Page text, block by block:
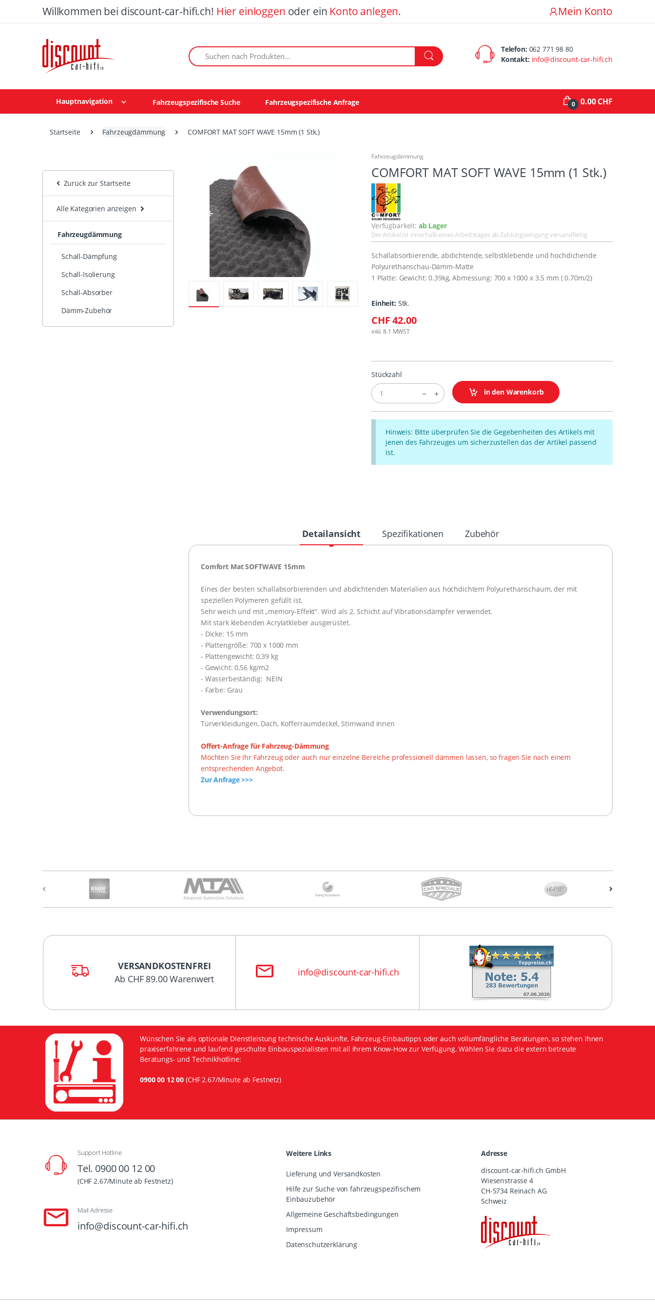
Willkommen bei discount-car-hifi.ch! Hier einloggen oder ein Konto anlegen. Mein Konto
Suchen nach Produkten: Telefon: 062 771 98 80
Kontakt: info@discount-car-hifi.ch
Hauptnavigation Fahrzeugspezifische Suche Fahrzeugspezifische Anfrage 0 0.00 CHF
Startseite Fahrzeugdämmung COMFORT MAT SOFT WAVE 15mm (1 Stk.)
Zurück zur Startseite
Alle Kategorien anzeigen
Fahrzeugdämmung
Schall-Dämpfung
Schall-Isolierung
Schall-Absorber
Dämm-Zubehör
Fahrzeugdämmung
COMFORT MAT SOFT WAVE 15mm (1 Stk.)
Verfügbarkeit: ab Lager
Der Artikel ist innerhalb eines Arbeitstages ab Zahlungseingang versandfertig.
Schallabsorbierende, abdichtende, selbstklebende und hochdichende
Polyurethanschau-Dämm-Matte
1 Platte: Gewicht: 0.39kg, Abmessung: 700 x 1000 x 3.5 mm ( 0.70m/2)
Einheit: Stk.
CHF 42.00
inkl. 8.1 MWST
Stückzahl
in den Warenkorb
Hinweis: Bitte überprüfen Sie die Gegebenheiten des Artikels mit
jenen des Fahrzeuges um sicherzustellen das der Artikel passend
ist.
Detailansicht Spezifikationen Zubehör
Comfort Mat SOFTWAVE 15mm
Eines der besten schallabsorbierenden und abdichtenden Materialien aus hochdichtem Polyurethanschaum, der mit
speziellen Polymeren gefüllt ist.
Sehr weich und mit „memory-Effekt“. Wird als 2. Schicht auf Vibrationsdämpfer verwendet.
Mit stark klebenden Acrylatkleber ausgerüstet.
- Dicke: 15 mm
- Plattengröße: 700 x 1000 mm
- Plattengewicht: 0,39 kg
- Gewicht: 0,56 kg/m2
- Wasserbeständig: NEIN
- Farbe: Grau
Verwendungsort:
Türverkleidungen, Dach, Kofferraumdeckel, Stirnwand innen
Offert-Anfrage für Fahrzeug-Dämmung
Möchten Sie Ihr Fahrzeug oder auch nur einzelne Bereiche professionell dämmen lassen, so fragen Sie nach einem
entsprechenden Angebot.
Zur Anfrage >>>
VERSANDKOSTENFREI
Ab CHF 89.00 Warenwert
info@discount-car-hifi.ch
Wünschen Sie als optionale Dienstleistung technische Auskünfte, Fahrzeug-Einbautipps oder auch vollumfängliche Beratungen, so stehen Ihnen
praxiserfahrene und laufend geschulte Einbauspezialisten mit all ihrem Know-How zur Verfügung. Wählen Sie dazu die extern betreute
Beratungs- und Technikhotline:
0900 00 12 00 (CHF 2.67/Minute ab Festnetz)
Support Hotline
Tel. 0900 00 12 00
(CHF 2.67/Minute ab Festnetz)
Mail Adresse
info@discount-car-hifi.ch
Weitere Links
Lieferung und Versandkosten
Hilfe zur Suche von fahrzeugspezifischem
Einbauzubehör
Allgemeine Geschäftsbedingungen
Impressum
Datenschutzerklärung
Adresse
discount-car-hifi.ch GmbH
Wiesenstrasse 4
CH-5734 Reinach AG
Schweiz